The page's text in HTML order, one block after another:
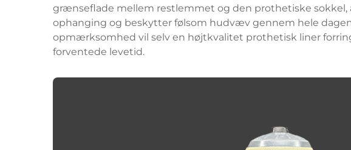
grænseflade mellem restlemmet og den prothetiske
ophanging og beskytter følsom hudvæv gennem hele
opmærksomhed vil selv en højtkvalitet prothetisk liner
forventede levetid.